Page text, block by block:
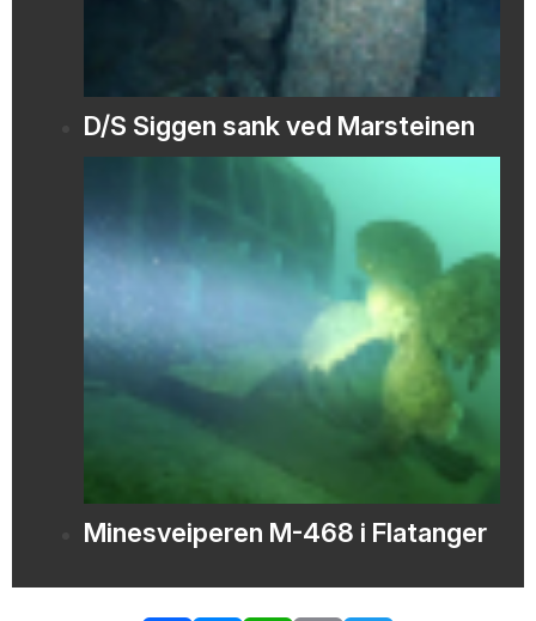
D/S Siggen sank ved Marsteinen
Minesveiperen M-468 i Flatanger